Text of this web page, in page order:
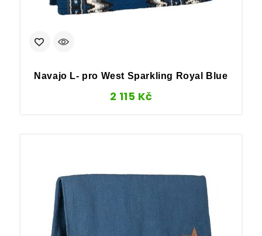
Navajo L- pro West Sparkling Royal Blue
2 115 Kč